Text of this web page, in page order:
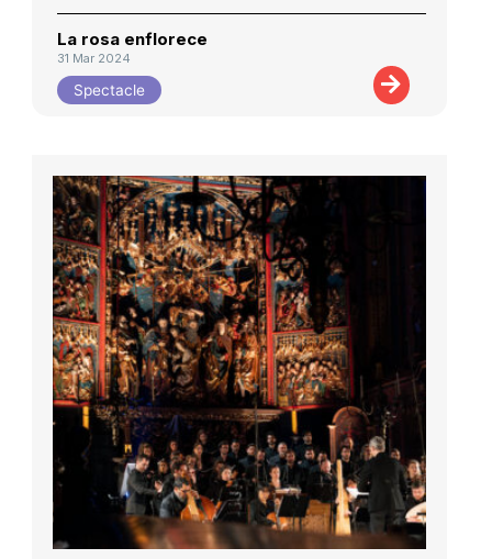
La rosa enflorece
31 Mar 2024
Spectacle